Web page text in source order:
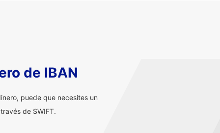
de IBAN
puede que necesites un
de SWIFT.